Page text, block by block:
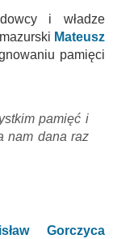
i władze
Mateusz
pamięci
pamięć i
nam dana raz
Gorczyca